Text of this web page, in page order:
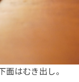
はむき出し。